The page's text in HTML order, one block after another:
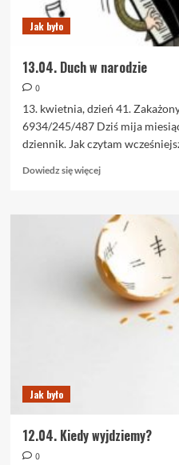
Jak było
13.04. Duch w narodzie
0
13. kwietnia, dzień 41.
6934/245/487 Dziś mija
dziennik. Jak czytam
Dowiedz się więcejDowiedz
13.04.
Duch
w
narodzie
Jak było
12.04. Kiedy wyjdziemy?
0